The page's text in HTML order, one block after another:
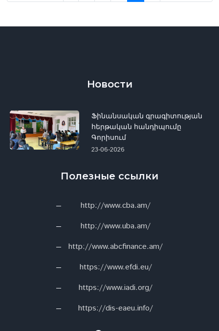
Новости
Ֆինանսական գրագիտության
հերթական հանդիպումը
Գորիսում
23-06-2026
Полезные ссылки
http://www.cba.am/
http://www.uba.am/
http://www.abcfinance.am/
https://www.efdi.eu/
https://www.iadi.org/
https://dis-eaeu.info/